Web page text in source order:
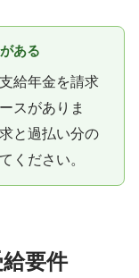
ある
給年金を請求
スがありま
と過払い分の
ください。
要件